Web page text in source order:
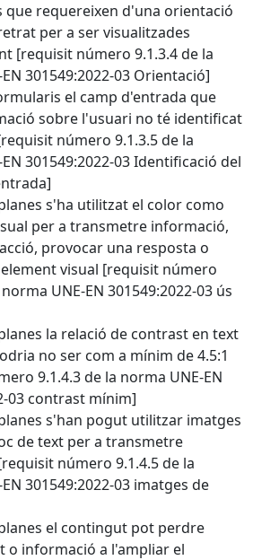
que requereixen d'una orientació
per a ser visualitzades
[requisit número 9.1.3.4 de la
301549:2022-03 Orientació]
el camp d'entrada que
sobre l'usuari no té identificat
número 9.1.3.5 de la
301549:2022-03 Identificació del
s'ha utilitzat el color como
per a transmetre informació,
provocar una resposta o
visual [requisit número
UNE-EN 301549:2022-03 ús
la relació de contrast en text
no ser com a mínim de 4.5:1
9.1.4.3 de la norma UNE-EN
03 contrast mínim]
s'han pogut utilitzar imatges
de text per a transmetre
número 9.1.4.5 de la
301549:2022-03 imatges de
el contingut pot perdre
o informació a l'ampliar el